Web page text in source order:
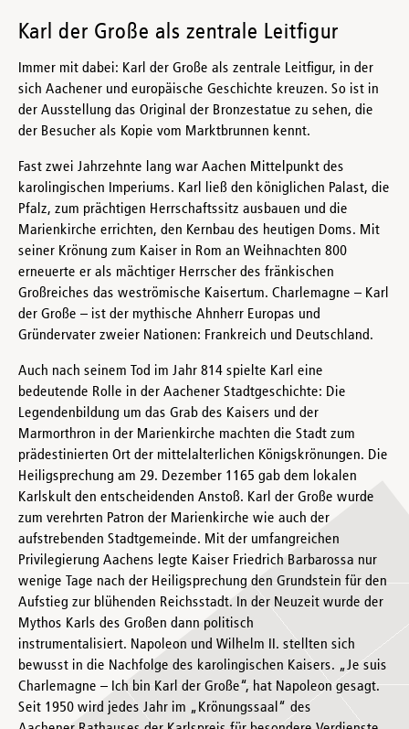
Karl der Große als zentrale Leitfigur
Immer mit dabei: Karl der Große als zentrale Leitfigur, in der
sich Aachener und europäische Geschichte kreuzen. So ist in
der Ausstellung das Original der Bronzestatue zu sehen, die
der Besucher als Kopie vom Marktbrunnen kennt.
Fast zwei Jahrzehnte lang war Aachen Mittelpunkt des
karolingischen Imperiums. Karl ließ den königlichen Palast, die
Pfalz, zum prächtigen Herrschaftssitz ausbauen und die
Marienkirche errichten, den Kernbau des heutigen Doms. Mit
seiner Krönung zum Kaiser in Rom an Weihnachten 800
erneuerte er als mächtiger Herrscher des fränkischen
Großreiches das weströmische Kaisertum. Charlemagne – Karl
der Große – ist der mythische Ahnherr Europas und
Gründervater zweier Nationen: Frankreich und Deutschland.
Auch nach seinem Tod im Jahr 814 spielte Karl eine
bedeutende Rolle in der Aachener Stadtgeschichte: Die
Legendenbildung um das Grab des Kaisers und der
Marmorthron in der Marienkirche machten die Stadt zum
prädestinierten Ort der mittelalterlichen Königskrönungen. Die
Heiligsprechung am 29. Dezember 1165 gab dem lokalen
Karlskult den entscheidenden Anstoß. Karl der Große wurde
zum verehrten Patron der Marienkirche wie auch der
aufstrebenden Stadtgemeinde. Mit der umfangreichen
Privilegierung Aachens legte Kaiser Friedrich Barbarossa nur
wenige Tage nach der Heiligsprechung den Grundstein für den
Aufstieg zur blühenden Reichsstadt. In der Neuzeit wurde der
Mythos Karls des Großen dann politisch
instrumentalisiert. Napoleon und Wilhelm II. stellten sich
bewusst in die Nachfolge des karolingischen Kaisers. „Je suis
Charlemagne – Ich bin Karl der Große“, hat Napoleon gesagt.
Seit 1950 wird jedes Jahr im „Krönungssaal“ des